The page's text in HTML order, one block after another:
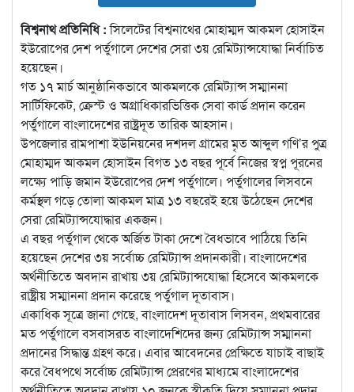
বিশ্বনাথ প্রতিনিধি :সিলেটের বিশ্বনাথের মোহাম্মদ আকমল হোসাইন
ইউরোপের দেশ পর্তুগালে দেশের সেরা ৩য় রেমিট্যান্সযোদ্ধা নির্বাচিত
হয়েছেন।
গত ১৭ মার্চ আনুষ্ঠানিকভাবে আকমলকে রেমিট্যান্স সম্মাননা
সার্টিফিকেট, ক্রেস্ট ও অগ্রাধিকারভিত্তিক সেবা কার্ড প্রদান করেন
পর্তুগালে বাংলাদেশের রাষ্ট্রদূত তারিক আহসান।
উপজেলার রামপাশা ইউনিয়নের দশদল গ্রামের মৃত আব্দুল গণি’র পুত্র
মোহাম্মদ আকমল হোসাইন বিগত ১৩ বছর পূর্বে নিজের স্বপ্ন পূরনের
লক্ষ্যে পাড়ি জমান ইউরোপের দেশ পর্তুগালে। পর্তুগালের লিসবনে
কর্মস্থল গড়ে তোলা আকমল মাত্র ১৩ বছরেই হয়ে উঠেছেন দেশের
সেরা রেমিট্যান্সযোদ্ধার একজন।
এ বছর পর্তুগাল থেকে অর্জিত টাকা দেশে বৈধভাবে পাঠিয়ে তিনি
হয়েছেন দেশের ৩য় সর্বোচ্চ রেমিট্যান্স প্রদানকারী। বাংলাদেশের
অর্থনীতিতে অবদান রাখায় ৩য় রেমিট্যান্সযোদ্ধা হিসেবে আকমলকে
রাষ্ট্রীয় সম্মাননা প্রদান করেছে পর্তুগাল দূতাবাস।
একাধিক সূত্রে জানা গেছে, বাংলাদেশ দূতাবাস লিসবন, প্রথমবারের
মত পর্তুগালে বসবাসরত বাংলাদেশিদের জন্য রেমিট্যান্স সম্মাননা
প্রদানের সিদ্ধান্ত গ্রহণ করে। এবার আবেদনের প্রেক্ষিতে যাচাই বাছাই
করে বৈধপথে সর্বোচ্চ রেমিট্যান্স প্রেরণের মাধ্যমে বাংলাদেশের